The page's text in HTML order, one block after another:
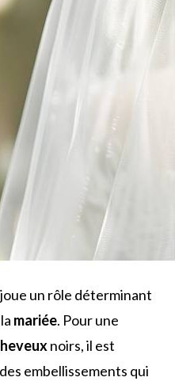
joue un rôle déterminant
mariée. Pour une
noirs, il est
embellissements qui